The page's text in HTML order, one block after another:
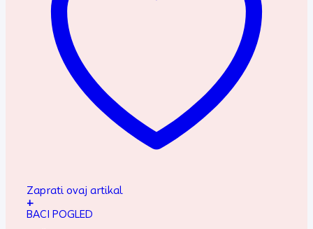
Zaprati ovaj artikal
+
BACI POGLED